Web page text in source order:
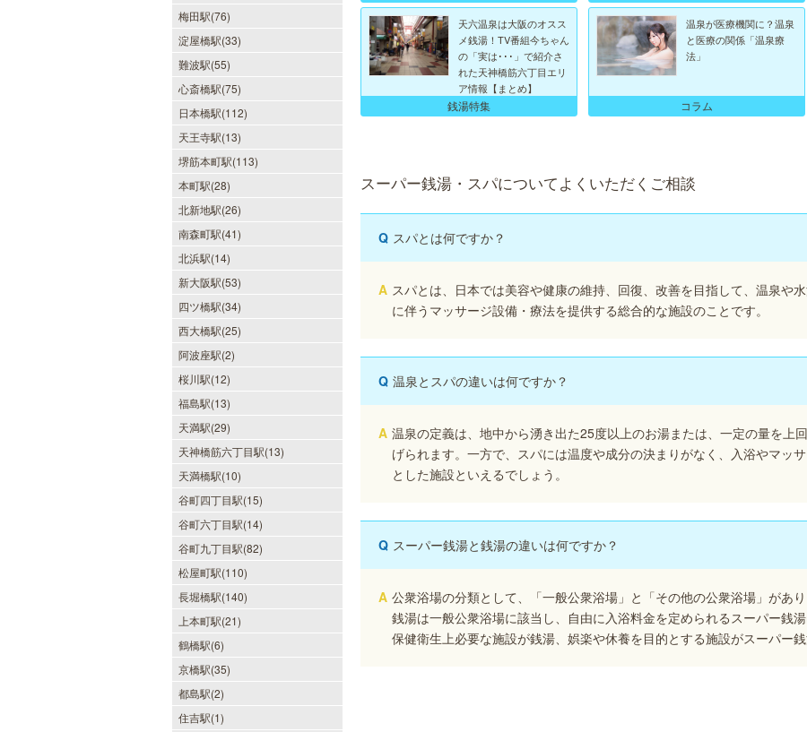
梅田駅(76)
淀屋橋駅(33)
難波駅(55)
心斎橋駅(75)
日本橋駅(112)
天王寺駅(13)
堺筋本町駅(113)
本町駅(28)
北新地駅(26)
南森町駅(41)
北浜駅(14)
新大阪駅(53)
四ツ橋駅(34)
西大橋駅(25)
阿波座駅(2)
桜川駅(12)
福島駅(13)
天満駅(29)
天神橋筋六丁目駅(13)
天満橋駅(10)
谷町四丁目駅(15)
谷町六丁目駅(14)
谷町九丁目駅(82)
松屋町駅(110)
長堀橋駅(140)
上本町駅(21)
鶴橋駅(6)
京橋駅(35)
都島駅(2)
住吉駅(1)
sirena I（シレーナ）
可愛いが溢れる!!ふたりきりの空間
で厳選セラピストたちが貴方の日頃
の疲れを癒す。洗練の技術とおもて
なしで身も心も満たされる至福の時
間をお楽しみいただけます。
天六温泉は大阪のオスス
メ銭湯！TV番組今ちゃん
の「実は･･･」で紹介さ
れた天神橋筋六丁目エリ
ア情報【まとめ】
銭湯特集
温泉が医療機関に？温泉
と医療の関係「温泉療
法」
コラム
スーパー銭湯・スパについてよくいただくご相談
Q スパとは何ですか？
A スパとは、日本では美容や健康の維持、回復、改善を目指して、温泉や
に伴うマッサージ設備・療法を提供する総合的な施設のことです。
Q 温泉とスパの違いは何ですか？
A 温泉の定義は、地中から湧き出た25度以上のお湯または、一定の量を上
げられます。一方で、スパには温度や成分の決まりがなく、入浴やマッ
とした施設といえるでしょう。
Q スーパー銭湯と銭湯の違いは何ですか？
A 公衆浴場の分類として、「一般公衆浴場」と「その他の公衆浴場」があ
銭湯は一般公衆浴場に該当し、自由に入浴料金を定められるスーパー銭
保健衛生上必要な施設が銭湯、娯楽や休養を目的とする施設がスーパー銭